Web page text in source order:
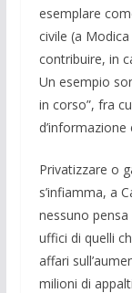
esemplare
civile (a
contribuire, in
Un esempio
in corso”, fra
Privatizzare o
s’infiamma, a
nessuno
uffici di quelli
affari
milioni di